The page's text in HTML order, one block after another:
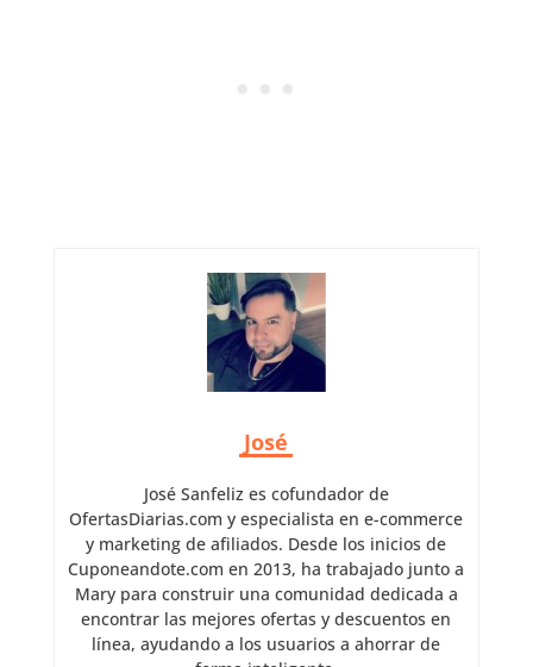
José
José Sanfeliz es cofundador de
OfertasDiarias.com y especialista en e-commerce
y marketing de afiliados. Desde los inicios de
Cuponeandote.com en 2013, ha trabajado junto a
Mary para construir una comunidad dedicada a
encontrar las mejores ofertas y descuentos en
línea, ayudando a los usuarios a ahorrar de